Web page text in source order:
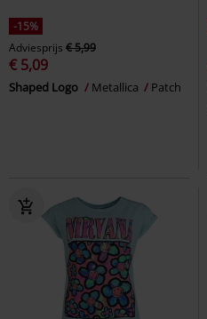
-15%
Adviesprijs € 5,99
€ 5,09
Shaped Logo Metallica Patch